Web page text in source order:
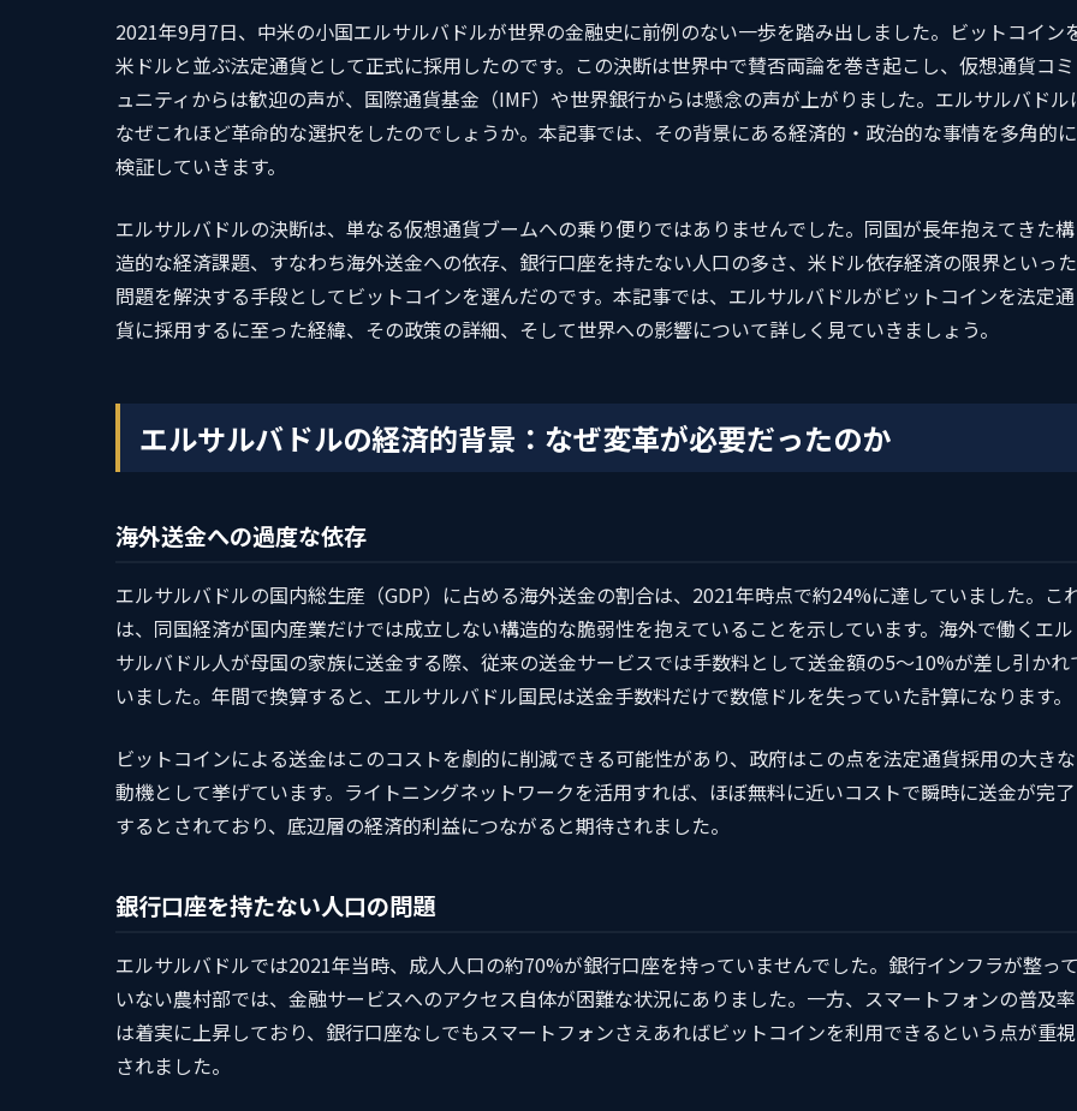
2021年9月7日、中米の小国エルサルバドルが世界の金融史に前例のない一歩を踏み出しました。ビットコイン
米ドルと並ぶ法定通貨として正式に採用したのです。この決断は世界中で賛否両論を巻き起こし、仮想通貨コミ
ュニティからは歓迎の声が、国際通貨基金（IMF）や世界銀行からは懸念の声が上がりました。エルサルバドル
なぜこれほど革命的な選択をしたのでしょうか。本記事では、その背景にある経済的・政治的な事情を多角的に
検証していきます。
エルサルバドルの決断は、単なる仮想通貨ブームへの乗り便りではありませんでした。同国が長年抱えてきた構
造的な経済課題、すなわち海外送金への依存、銀行口座を持たない人口の多さ、米ドル依存経済の限界といった
問題を解決する手段としてビットコインを選んだのです。本記事では、エルサルバドルがビットコインを法定通
貨に採用するに至った経緯、その政策の詳細、そして世界への影響について詳しく見ていきましょう。
エルサルバドルの経済的背景：なぜ変革が必要だったのか
海外送金への過度な依存
エルサルバドルの国内総生産（GDP）に占める海外送金の割合は、2021年時点で約24%に達していました。こ
は、同国経済が国内産業だけでは成立しない構造的な脆弱性を抱えていることを示しています。海外で働くエル
サルバドル人が母国の家族に送金する際、従来の送金サービスでは手数料として送金額の5〜10%が差し引かれ
いました。年間で換算すると、エルサルバドル国民は送金手数料だけで数億ドルを失っていた計算になります。
ビットコインによる送金はこのコストを劇的に削減できる可能性があり、政府はこの点を法定通貨採用の大きな
動機として挙げています。ライトニングネットワークを活用すれば、ほぼ無料に近いコストで瞬時に送金が完了
するとされており、底辺層の経済的利益につながると期待されました。
銀行口座を持たない人口の問題
エルサルバドルでは2021年当時、成人人口の約70%が銀行口座を持っていませんでした。銀行インフラが整っ
いない農村部では、金融サービスへのアクセス自体が困難な状況にありました。一方、スマートフォンの普及率
は着実に上昇しており、銀行口座なしでもスマートフォンさえあればビットコインを利用できるという点が重視
されました。